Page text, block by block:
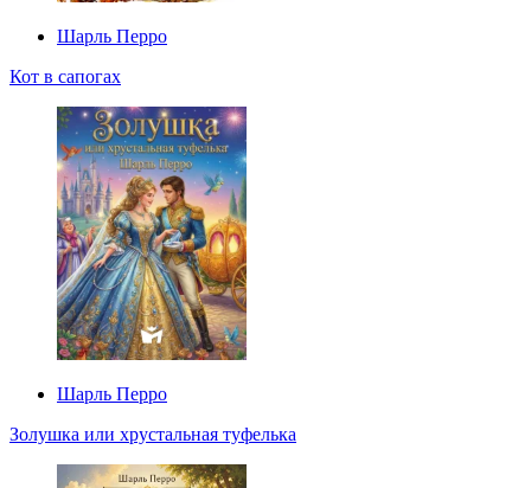
Шарль Перро
Кот в сапогах
Шарль Перро
Золушка или хрустальная туфелька